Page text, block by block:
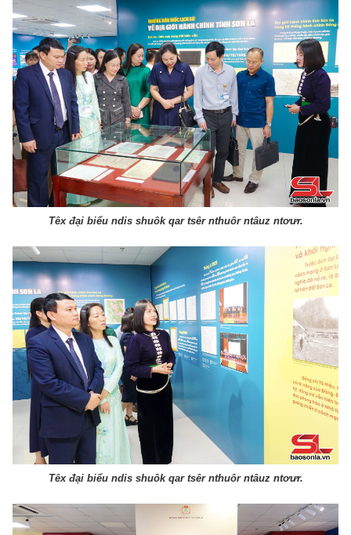
Têx đại biểu ndis shuôk qar tsêr nthuôr ntâuz ntơưr.
Têx đại biểu ndis shuôk qar tsêr nthuôr ntâuz ntơưr.